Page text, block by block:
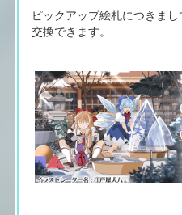
ピックアップ絵札につきま
交換できます。